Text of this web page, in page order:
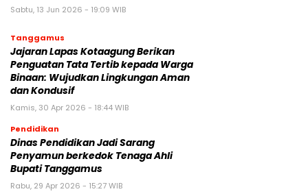
Sabtu, 13 Jun 2026 - 19:09 WIB
Tanggamus
Jajaran Lapas Kotaagung Berikan
Penguatan Tata Tertib kepada Warga
Binaan: Wujudkan Lingkungan Aman
dan Kondusif
Kamis, 30 Apr 2026 - 18:44 WIB
Pendidikan
Dinas Pendidikan Jadi Sarang
Penyamun berkedok Tenaga Ahli
Bupati Tanggamus
Rabu, 29 Apr 2026 - 15:27 WIB